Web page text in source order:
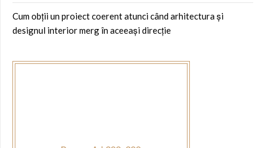
Cum obții un proiect coerent atunci când arhitectura și
designul interior merg în aceeași direcție